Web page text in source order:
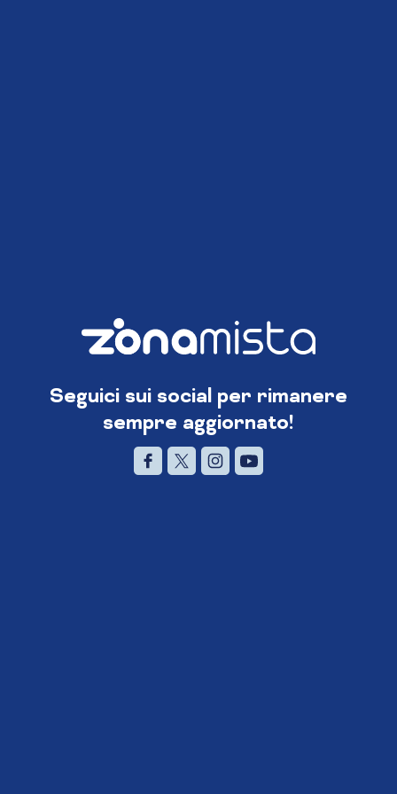
Seguici sui social per rimanere
sempre aggiornato!